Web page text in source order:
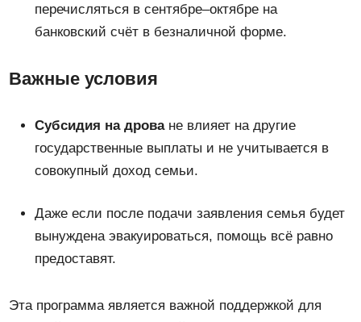
перечисляться в сентябре–октябре на
банковский счёт в безналичной форме.
Важные условия
Субсидия на дроване влияет на другие
государственные выплаты и не учитывается в
совокупный доход семьи.
Даже если после подачи заявления семья будет
вынуждена эвакуироваться, помощь всё равно
предоставят.
Эта программа является важной поддержкой для